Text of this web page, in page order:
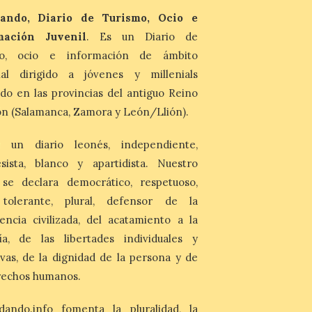
8 Ago 2026
Ambas exposiciones se
podrán visitar hasta el 30
de agosto y la entrada es
gratuita. El horario de
apertura es de martes a
domingo, de 11:30 a 13:30 horas y de 18:00
a 21:00 horas. La Sala de San Eloy […]
Diario de Turismo, Ocio e
Juvenil. Es un Diario de
ocio e información de ámbito
dirigido a jóvenes y millenials
en las provincias del antiguo Reino
(Salamanca, Zamora y León/Llión).
un diario leonés, independiente,
blanco y apartidista. Nuestro
declara democrático, respetuoso,
tolerante, plural, defensor de la
civilizada, del acatamiento a la
de las libertades individuales y
de la dignidad de la persona y de
humanos.
fomenta la pluralidad, la